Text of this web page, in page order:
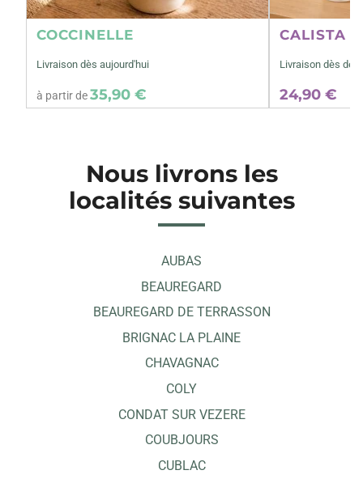
COCCINELLE
Livraison dès aujourd'hui
à partir de35,90 €
CALISTA
Livraison dès
24,90 €
Nous livrons les
localités suivantes
AUBAS
BEAUREGARD
BEAUREGARD DE TERRASSON
BRIGNAC LA PLAINE
CHAVAGNAC
COLY
CONDAT SUR VEZERE
COUBJOURS
CUBLAC